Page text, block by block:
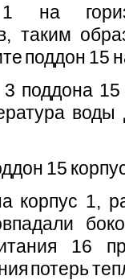
на
та­ким
поддон 15
поддона
15
корпус 1,
16
потерь